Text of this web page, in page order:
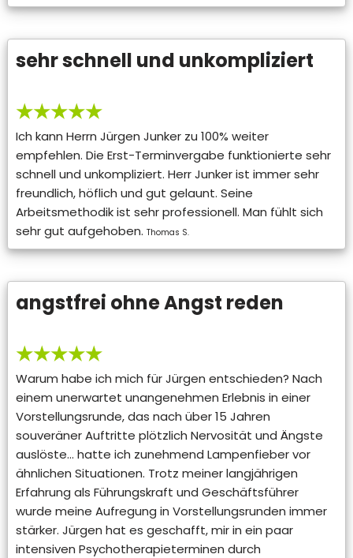
sehr schnell und unkompliziert
★★★★★
Ich kann Herrn Jürgen Junker zu 100% weiter
empfehlen. Die Erst-Terminvergabe funktionierte sehr
schnell und unkompliziert. Herr Junker ist immer sehr
freundlich, höflich und gut gelaunt. Seine
Arbeitsmethodik ist sehr professionell. Man fühlt sich
sehr gut aufgehoben. Thomas S.
angstfrei ohne Angst reden
★★★★★
Warum habe ich mich für Jürgen entschieden? Nach
einem unerwartet unangenehmen Erlebnis in einer
Vorstellungsrunde, das nach über 15 Jahren
souveräner Auftritte plötzlich Nervosität und Ängste
auslöste… hatte ich zunehmend Lampenfieber vor
ähnlichen Situationen. Trotz meiner langjährigen
Erfahrung als Führungskraft und Geschäftsführer
wurde meine Aufregung in Vorstellungsrunden immer
stärker. Jürgen hat es geschafft, mir in ein paar
intensiven Psychotherapieterminen durch